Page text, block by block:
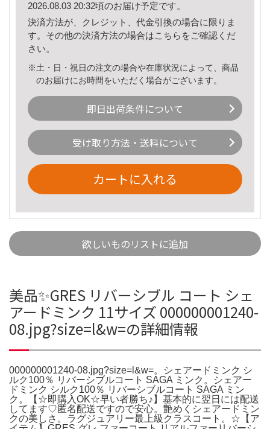
2026.08.03 20:32頃のお届け予定です。
決済方法が、クレジット、代金引換の場合に限りま
す。その他の決済方法の場合はこちら をご確認くだ
さい。
※土・日・祝日の注文の場合や在庫状況によって、商品
のお届けにお時間をいただく場合がございます。
即日出荷条件について
受け取り方法・送料について
カートに入れる
欲しいものリストに追加
美品✨GRES リバーシブル コート シェ
アードミンク 11サイズ 000000001240-
08.jpg?size=l&w=の詳細情報
000000001240-08.jpg?size=l&w=。シェアードミンク シ
ルク100％ リバーシブルコート SAGA ミンク。シェアー
ドミンク シルク100％ リバーシブルコート SAGA ミン
ク。【☆即購入OK☆早い者勝ち♪】基本的に翌日には配送
してます♡匿名配送ですので安心。艶めくシェアードミン
クの美しさ。ラグジュアリー最上級クラスコート。☆【ア